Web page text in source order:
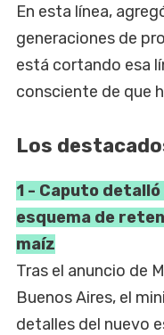
En esta línea,
generaciones de
está cortando esa
consciente de que
Los
1 - Caputo
esquema de
maíz
Tras el anuncio de
Buenos Aires, el
detalles del nuevo